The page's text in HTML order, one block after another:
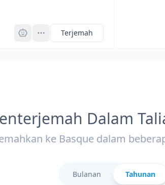
Terjemah
Dalam
ke Basque dalam
Bulanan Tahunan